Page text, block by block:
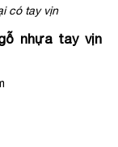
có tay vịn
nhựa tay vịn